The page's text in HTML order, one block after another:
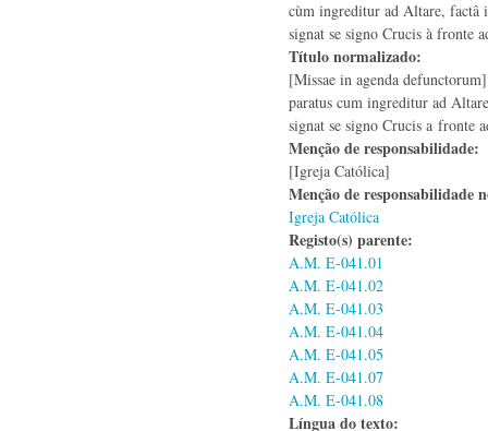
cùm ingreditur ad Altare,
signat se signo Crucis à fronte
Título normalizado:
[Missae in agenda
paratus cum ingreditur ad
signat se signo Crucis a fronte
Menção de responsabilidade:
[Igreja Católica]
Menção de responsabilidade
Igreja Católica
Registo(s) parente:
A.M. E-041.01
A.M. E-041.02
A.M. E-041.03
A.M. E-041.04
A.M. E-041.05
A.M. E-041.07
A.M. E-041.08
Língua do texto: